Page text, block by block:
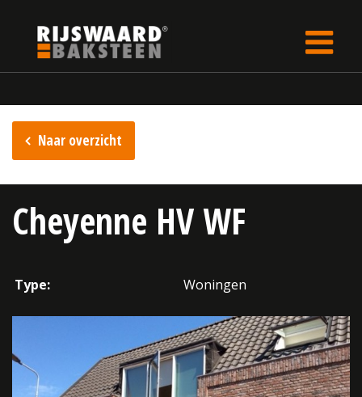
Naar overzicht
Cheyenne HV WF
Type: Woningen